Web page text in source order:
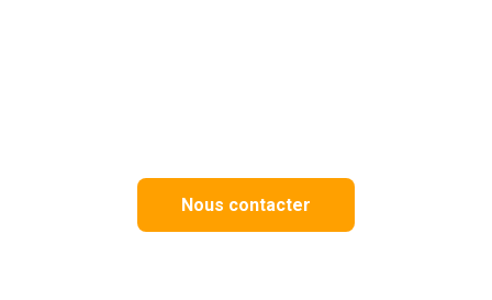
Nous contacter